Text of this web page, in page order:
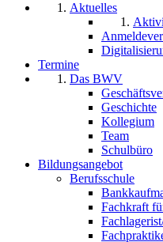
Aktuelles
Termine
Das BWV
Geschichte
Kollegium
Team
Schulbüro
Bildungsangebot
Berufsschule
Fachkraft